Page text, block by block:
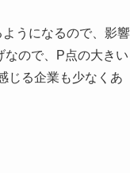
うになるので、影響
なので、P点の大きい
じる企業も少なくあ